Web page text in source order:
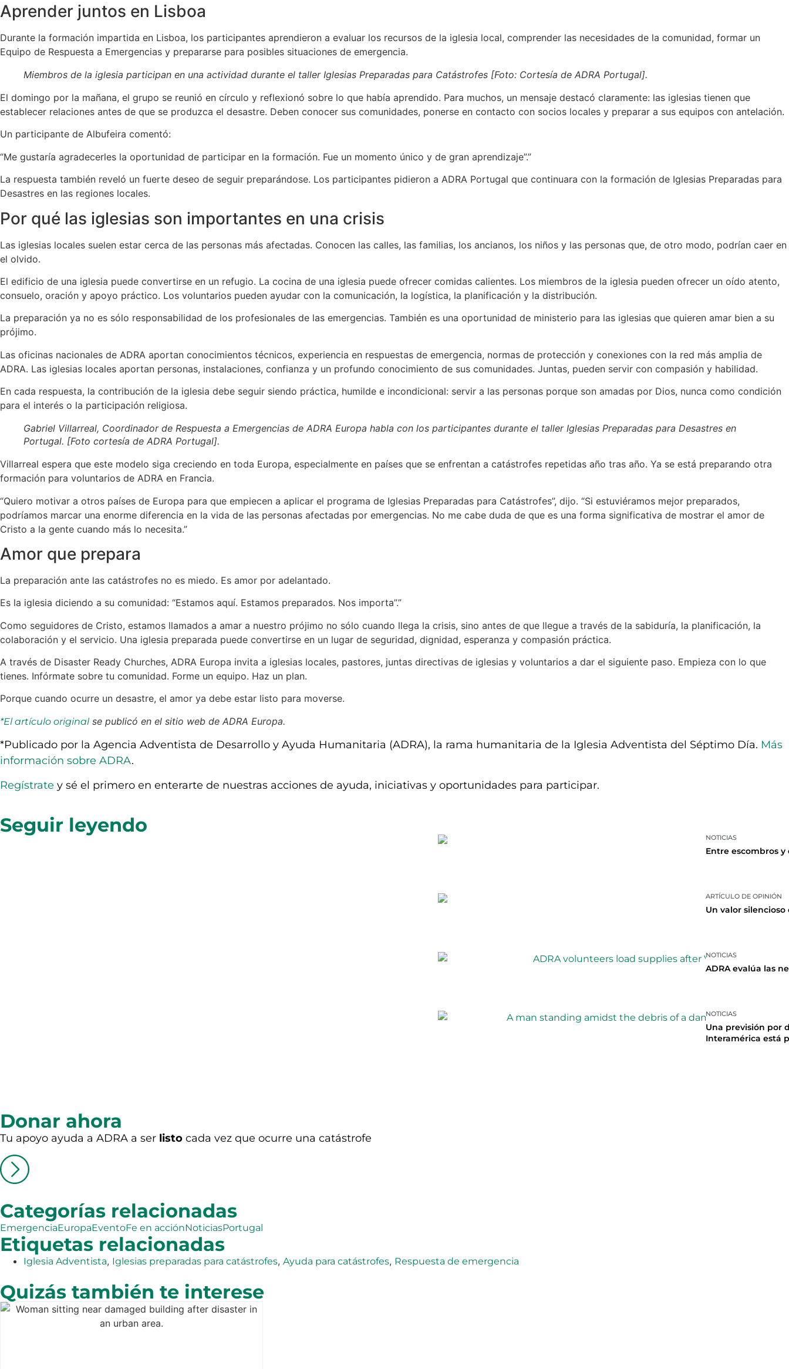
Aprender juntos en Lisboa
Durante la formación impartida en Lisboa, los participantes aprendieron a evaluar los recursos de la iglesia local, comprender las necesidades de la comunidad, formar un
Equipo de Respuesta a Emergencias y prepararse para posibles situaciones de emergencia.
Miembros de la iglesia participan en una actividad durante el taller Iglesias Preparadas para Catástrofes [Foto: Cortesía de ADRA Portugal].
El domingo por la mañana, el grupo se reunió en círculo y reflexionó sobre lo que había aprendido. Para muchos, un mensaje destacó claramente: las iglesias tienen que
establecer relaciones antes de que se produzca el desastre. Deben conocer sus comunidades, ponerse en contacto con socios locales y preparar a sus equipos con antelación.
Un participante de Albufeira comentó:
“Me gustaría agradecerles la oportunidad de participar en la formación. Fue un momento único y de gran aprendizaje”.”
La respuesta también reveló un fuerte deseo de seguir preparándose. Los participantes pidieron a ADRA Portugal que continuara con la formación de Iglesias Preparadas para
Desastres en las regiones locales.
Por qué las iglesias son importantes en una crisis
Las iglesias locales suelen estar cerca de las personas más afectadas. Conocen las calles, las familias, los ancianos, los niños y las personas que, de otro modo, podrían caer en
el olvido.
El edificio de una iglesia puede convertirse en un refugio. La cocina de una iglesia puede ofrecer comidas calientes. Los miembros de la iglesia pueden ofrecer un oído atento,
consuelo, oración y apoyo práctico. Los voluntarios pueden ayudar con la comunicación, la logística, la planificación y la distribución.
La preparación ya no es sólo responsabilidad de los profesionales de las emergencias. También es una oportunidad de ministerio para las iglesias que quieren amar bien a su
prójimo.
Las oficinas nacionales de ADRA aportan conocimientos técnicos, experiencia en respuestas de emergencia, normas de protección y conexiones con la red más amplia de
ADRA. Las iglesias locales aportan personas, instalaciones, confianza y un profundo conocimiento de sus comunidades. Juntas, pueden servir con compasión y habilidad.
En cada respuesta, la contribución de la iglesia debe seguir siendo práctica, humilde e incondicional: servir a las personas porque son amadas por Dios, nunca como condición
para el interés o la participación religiosa.
Gabriel Villarreal, Coordinador de Respuesta a Emergencias de ADRA Europa habla con los participantes durante el taller Iglesias Preparadas para Desastres en
Portugal. [Foto cortesía de ADRA Portugal].
Villarreal espera que este modelo siga creciendo en toda Europa, especialmente en países que se enfrentan a catástrofes repetidas año tras año. Ya se está preparando otra
formación para voluntarios de ADRA en Francia.
“Quiero motivar a otros países de Europa para que empiecen a aplicar el programa de Iglesias Preparadas para Catástrofes”, dijo. “Si estuviéramos mejor preparados,
podríamos marcar una enorme diferencia en la vida de las personas afectadas por emergencias. No me cabe duda de que es una forma significativa de mostrar el amor de
Cristo a la gente cuando más lo necesita.”
Amor que prepara
La preparación ante las catástrofes no es miedo. Es amor por adelantado.
Es la iglesia diciendo a su comunidad: “Estamos aquí. Estamos preparados. Nos importa”.”
Como seguidores de Cristo, estamos llamados a amar a nuestro prójimo no sólo cuando llega la crisis, sino antes de que llegue a través de la sabiduría, la planificación, la
colaboración y el servicio. Una iglesia preparada puede convertirse en un lugar de seguridad, dignidad, esperanza y compasión práctica.
A través de Disaster Ready Churches, ADRA Europa invita a iglesias locales, pastores, juntas directivas de iglesias y voluntarios a dar el siguiente paso. Empieza con lo que
tienes. Infórmate sobre tu comunidad. Forme un equipo. Haz un plan.
Porque cuando ocurre un desastre, el amor ya debe estar listo para moverse.
*El artículo originalse publicó en el sitio web de ADRA Europa.
*Publicado por la Agencia Adventista de Desarrollo y Ayuda Humanitaria (ADRA), la rama humanitaria de la Iglesia Adventista del Séptimo Día. Más
información sobre ADRA.
Regístrate y sé el primero en enterarte de nuestras acciones de ayuda, iniciativas y oportunidades para participar.
Seguir leyendo
NOTICIAS
Entre escombros y
ARTÍCULO DE OPINIÓN
Un valor
NOTICIAS
ADRA evalúa las
NOTICIAS
Una previsión por
Interamérica está
Donar ahora
Tu apoyo ayuda a ADRA a ser listo cada vez que ocurre una catástrofe
Categorías relacionadas
EmergenciaEuropaEventoFe en acciónNoticiasPortugal
Etiquetas relacionadas
Iglesia Adventista, Iglesias preparadas para catástrofes, Ayuda para catástrofes, Respuesta de emergencia
Quizás también te interese